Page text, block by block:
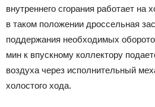
внутреннего сгорания работает на
в таком положении дроссельная
поддержания необходимых
мин к впускному коллектору
воздуха через исполнительный
холостого хода.